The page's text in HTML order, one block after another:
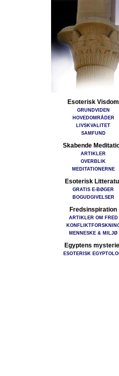
Esoterisk Visdom
GRUNDVIDEN
HOVEDOMRÅDER
LIVSKVALITET
SAMFUND
Skabende
ARTIKLER
OVERBLIK
MEDITATIONERNE
Esoterisk
GRATIS E-BØGER
BOGUDGIVELSER
Fredsinspiration
ARTIKLER OM FRED
MENNESKE & MILJØ
Egyptens
ESOTERISK